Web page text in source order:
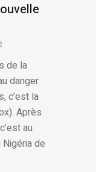
de la
danger
c’est la
Après
au
de